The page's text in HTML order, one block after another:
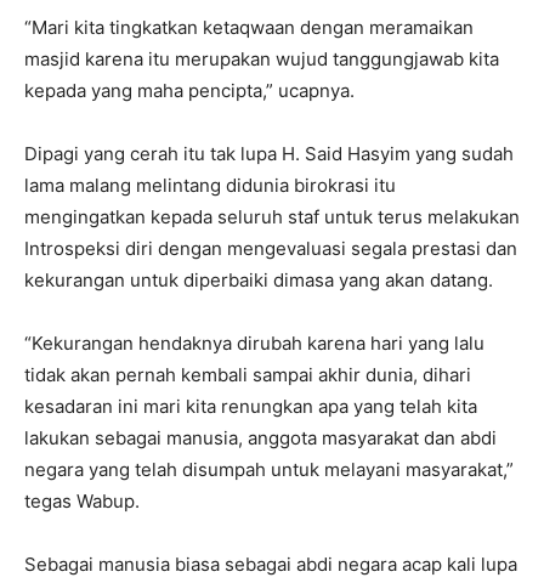
“Mari kita tingkatkan ketaqwaan dengan meramaikan
masjid karena itu merupakan wujud tanggungjawab kita
kepada yang maha pencipta,” ucapnya.
Dipagi yang cerah itu tak lupa H. Said Hasyim yang sudah
lama malang melintang didunia birokrasi itu
mengingatkan kepada seluruh staf untuk terus melakukan
Introspeksi diri dengan mengevaluasi segala prestasi dan
kekurangan untuk diperbaiki dimasa yang akan datang.
“Kekurangan hendaknya dirubah karena hari yang lalu
tidak akan pernah kembali sampai akhir dunia, dihari
kesadaran ini mari kita renungkan apa yang telah kita
lakukan sebagai manusia, anggota masyarakat dan abdi
negara yang telah disumpah untuk melayani masyarakat,”
tegas Wabup.
Sebagai manusia biasa sebagai abdi negara acap kali lupa